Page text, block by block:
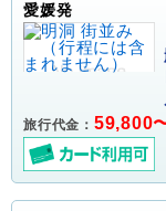
愛媛発
旅行代金： 59,800